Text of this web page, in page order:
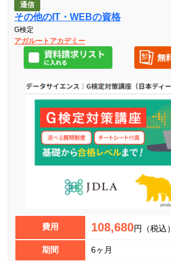
通信
その他のIT・WEBの資格
G検定
アガルートアカデミー
費用 108,680円（税込）
期間 6ヶ月